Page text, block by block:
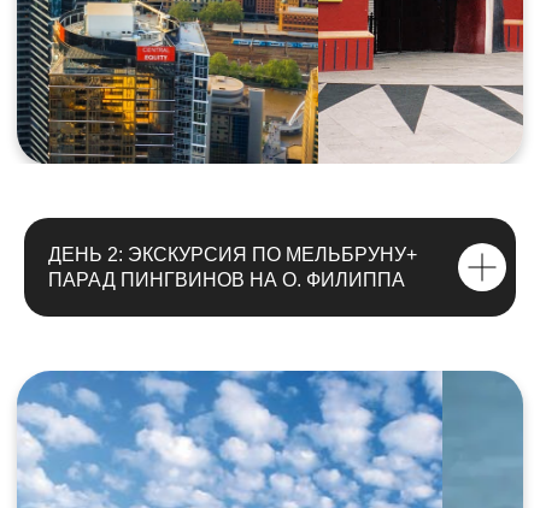
ДЕНЬ 2: ЭКСКУРСИЯ ПО МЕЛЬБРУНУ+
ПАРАД ПИНГВИНОВ НА О. ФИЛИППА